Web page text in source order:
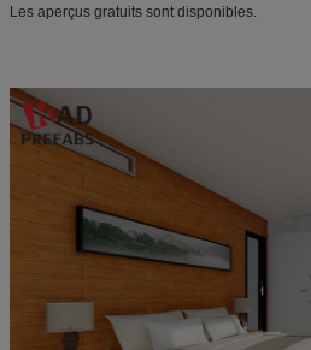
Les aperçus gratuits sont disponibles.